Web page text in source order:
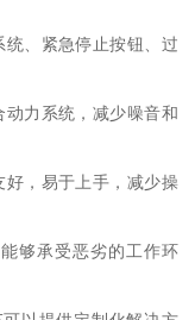
、紧急停止按钮、过
力系统，减少噪音和
，易于上手，减少操
够承受恶劣的工作环